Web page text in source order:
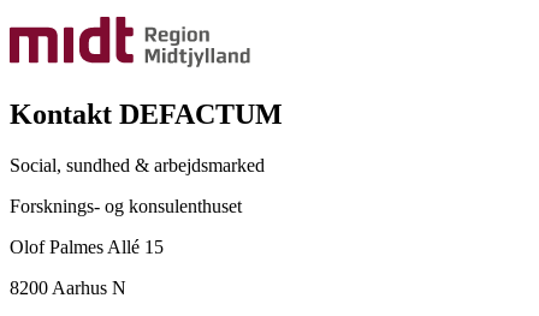
Kontakt DEFACTUM
Social, sundhed & arbejdsmarked
Forsknings- og konsulenthuset
Olof Palmes Allé 15
8200 Aarhus N